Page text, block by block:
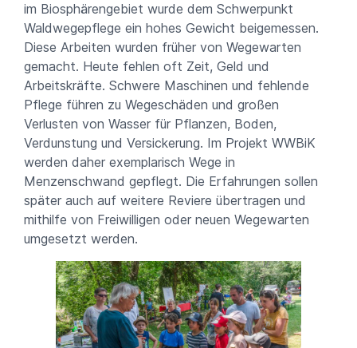
im Biosphärengebiet wurde dem Schwerpunkt
Waldwegepflege ein hohes Gewicht beigemessen.
Diese Arbeiten wurden früher von Wegewarten
gemacht. Heute fehlen oft Zeit, Geld und
Arbeitskräfte. Schwere Maschinen und fehlende
Pflege führen zu Wegeschäden und großen
Verlusten von Wasser für Pflanzen, Boden,
Verdunstung und Versickerung. Im Projekt WWBiK
werden daher exemplarisch Wege in
Menzenschwand gepflegt. Die Erfahrungen sollen
später auch auf weitere Reviere übertragen und
mithilfe von Freiwilligen oder neuen Wegewarten
umgesetzt werden.